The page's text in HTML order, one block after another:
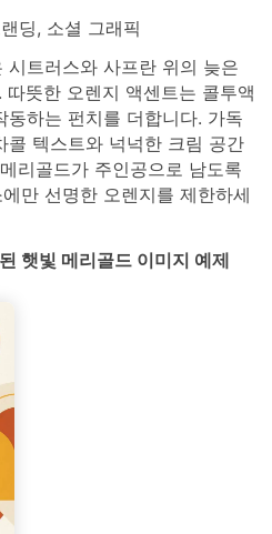
딩, 소셜 그래픽
트러스와 사프란 위의 늦은
뜻한 오렌지 액센트는 콜투액
하는 펀치를 더합니다. 가독
콜 텍스트와 넉넉한 크림 공간
리골드가 주인공으로 남도록
만 선명한 오렌지를 제한하세
햇빛 메리골드 이미지 예제